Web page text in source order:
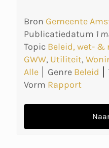
Bron Gemeente
Publicatiedatum 1
Topic Beleid, wet- &
GWW, Utiliteit,
Alle
Genre Beleid
Vorm Rapport